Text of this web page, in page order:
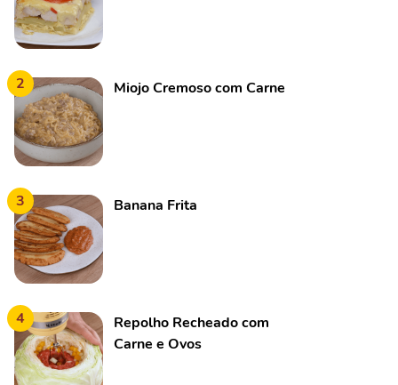
2 Miojo Cremoso com Carne
3 Banana Frita
4
Repolho Recheado com
Carne e Ovos